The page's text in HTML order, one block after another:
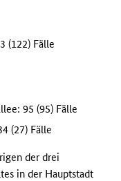
(122) Fälle
95 (95) Fälle
(27) Fälle
der drei
in der Hauptstadt